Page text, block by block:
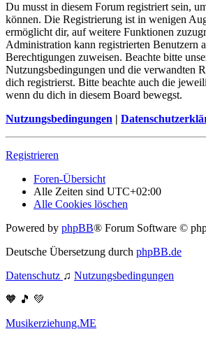
Du musst in diesem Forum registriert sein,
können. Die Registrierung ist in wenigen
ermöglicht dir, auf weitere Funktionen
Administration kann registrierten Benutzern
Berechtigungen zuweisen. Beachte bitte
Nutzungsbedingungen und die verwandten
dich registrierst. Bitte beachte auch die
wenn du dich in diesem Board bewegst.
Nutzungsbedingungen |
Registrieren
Foren-Übersicht
Alle Zeiten sind UTC+02:00
Alle Cookies löschen
Powered by phpBB® Forum Software ©
Deutsche Übersetzung durch phpBB.de
Datenschutz ♫ Nutzungsbedingungen
🧡 🎵 💚
Musikerziehung.ME